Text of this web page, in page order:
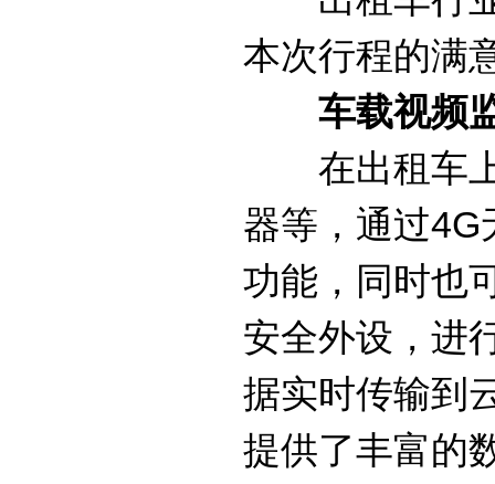
本次行程的满
车载视频
在出租车上
器等，通过
功能，同时也
安全外设，进
据实时传输到
提供了丰富的